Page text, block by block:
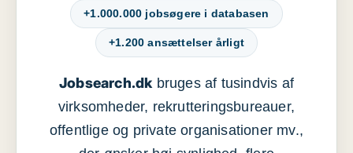
+1.000.000 jobsøgere i databasen
+1.200 ansættelser årligt
Jobsearch.dkbruges af tusindvis af
virksomheder, rekrutteringsbureauer,
offentlige og private organisationer mv.,